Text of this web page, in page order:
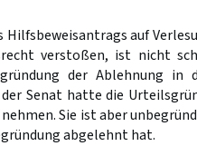
Hilfsbeweisantrags auf
verstoßen, ist nicht
der Ablehnung in
Senat hatte die
Sie ist aber
abgelehnt hat.